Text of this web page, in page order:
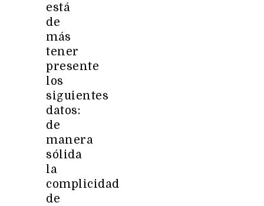
está
de
más
tener
presente
los
siguientes
datos:
de
manera
sólida
la
complicidad
de